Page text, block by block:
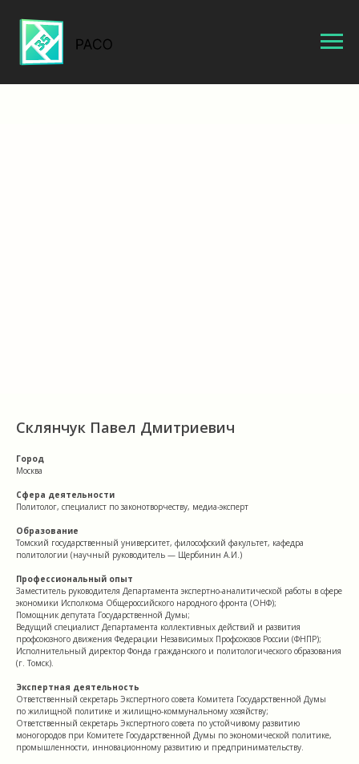
Склянчук Павел Дмитриевич
Город
Москва
Сфера деятельности
Политолог, специалист по законотворчеству, медиа-эксперт
Образование
Томский государственный университет, философский факультет, кафедра
политологии (научный руководитель — Щербинин А.И.)
Профессиональный опыт
Заместитель руководителя Департамента экспертно-аналитической работы в сфере
экономики Исполкома Общероссийского народного фронта (ОНФ);
Помощник депутата Государственной Думы;
Ведущий специалист Департамента коллективных действий и развития
профсоюзного движения Федерации Независимых Профсоюзов России (ФНПР);
Исполнительный директор Фонда гражданского и политологического образования
(г. Томск).
Экспертная деятельность
Ответственный секретарь Экспертного совета Комитета Государственной Думы
по жилищной политике и жилищно-коммунальному хозяйству;
Ответственный секретарь Экспертного совета по устойчивому развитию
моногородов при Комитете Государственной Думы по экономической политике,
промышленности, инновационному развитию и предпринимательству.